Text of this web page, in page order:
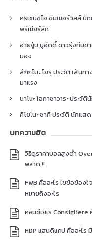
คริเซนซิโอ ซัมเมอร์วิลล์ ปี
พรีเมียร์ลีก
อายยู้บ บูอัดดี้ ดาวรุ่งทีมช
มอง
สึกิกุโมะ โยรุ ประวัติ เส้น
มาแรง
นาโนะ โอกาซาวาระ ประวั
คิโยโนะ ซากิ ประวัติ นักแ
บทความฮิต
วิธีดูราคาบอลสูงต่ำ
พลาด !!
FWB คืออะไร ไขข้อข้อ
หมายถึงอะไร
คอนซีเยเร Consigliere
HDP แฮนดิแคป คืออะไร